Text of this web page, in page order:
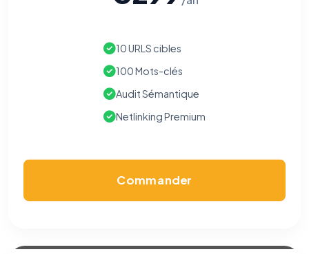
10 URLS cibles
100 Mots-clés
Audit Sémantique
Netlinking Premium
Commander